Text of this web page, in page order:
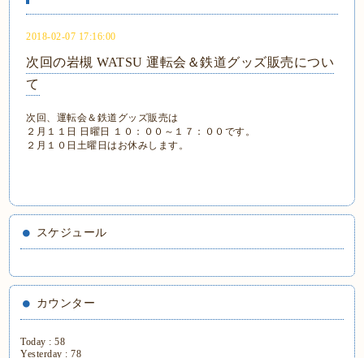
2018-02-07 17:16:00
次回の岩槻 WATSU 運転会＆鉄道グッズ販売につい
て
次回、運転会＆鉄道グッズ販売は
２月１１日 日曜日 １０：００～１７：００です。
２月１０日土曜日はお休みします。
スケジュール
カウンター
Today :58
Yesterday :78